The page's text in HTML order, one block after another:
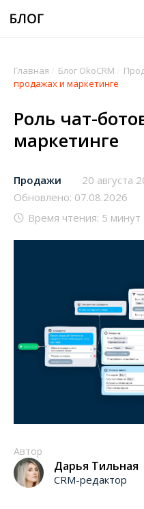
Главная Блог OkoCRM
продажах и маркетинге
Роль чат-
маркетинге
Продажи
20 августа
Обновлено: 07.08.2026
Время чтения: 5 минут
Автор
Дарья Тильная
CRM-редактор